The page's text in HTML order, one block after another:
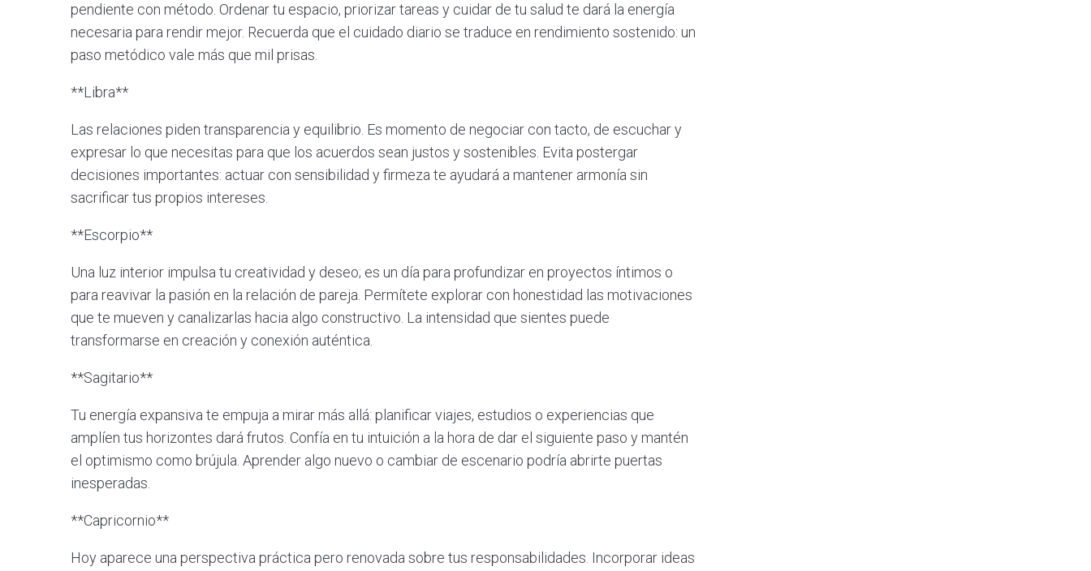
pendiente con método. Ordenar tu espacio, priorizar tareas y cuidar de tu salud te dará la energía
necesaria para rendir mejor. Recuerda que el cuidado diario se traduce en rendimiento sostenido: un
paso metódico vale más que mil prisas.
**Libra**
Las relaciones piden transparencia y equilibrio. Es momento de negociar con tacto, de escuchar y
expresar lo que necesitas para que los acuerdos sean justos y sostenibles. Evita postergar
decisiones importantes: actuar con sensibilidad y firmeza te ayudará a mantener armonía sin
sacrificar tus propios intereses.
**Escorpio**
Una luz interior impulsa tu creatividad y deseo; es un día para profundizar en proyectos íntimos o
para reavivar la pasión en la relación de pareja. Permítete explorar con honestidad las motivaciones
que te mueven y canalizarlas hacia algo constructivo. La intensidad que sientes puede
transformarse en creación y conexión auténtica.
**Sagitario**
Tu energía expansiva te empuja a mirar más allá: planificar viajes, estudios o experiencias que
amplíen tus horizontes dará frutos. Confía en tu intuición a la hora de dar el siguiente paso y mantén
el optimismo como brújula. Aprender algo nuevo o cambiar de escenario podría abrirte puertas
inesperadas.
**Capricornio**
Hoy aparece una perspectiva práctica pero renovada sobre tus responsabilidades. Incorporar ideas